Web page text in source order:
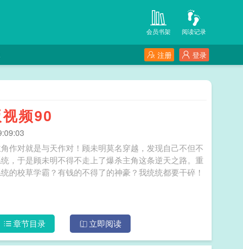
阅读记录
会员书架
登录
注册
频90
作对就是与天作对！顾未明莫名穿越，发现自己不但不
，于是顾未明不得不走上了爆杀主角这条逆天之路。重
的校草学霸？有钱的不得了的神豪？我统统都要干碎！
章节目录 立即阅读